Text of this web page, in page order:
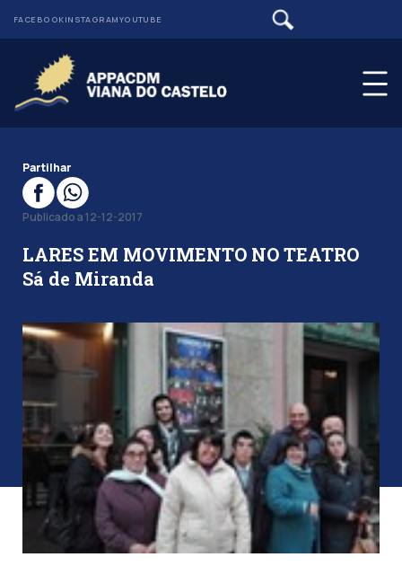
FACEBOOKINSTAGRAMYOUTUBE
Partilhar
Publicado a 12-12-2017
LARES EM MOVIMENTO NO TEATRO
Sá de Miranda